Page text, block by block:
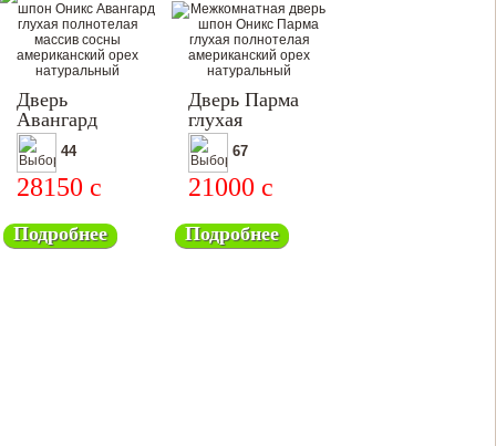
Дверь
Авангард
44
28150 c
Подробнее
Дверь Парма
глухая
67
21000 c
Подробнее